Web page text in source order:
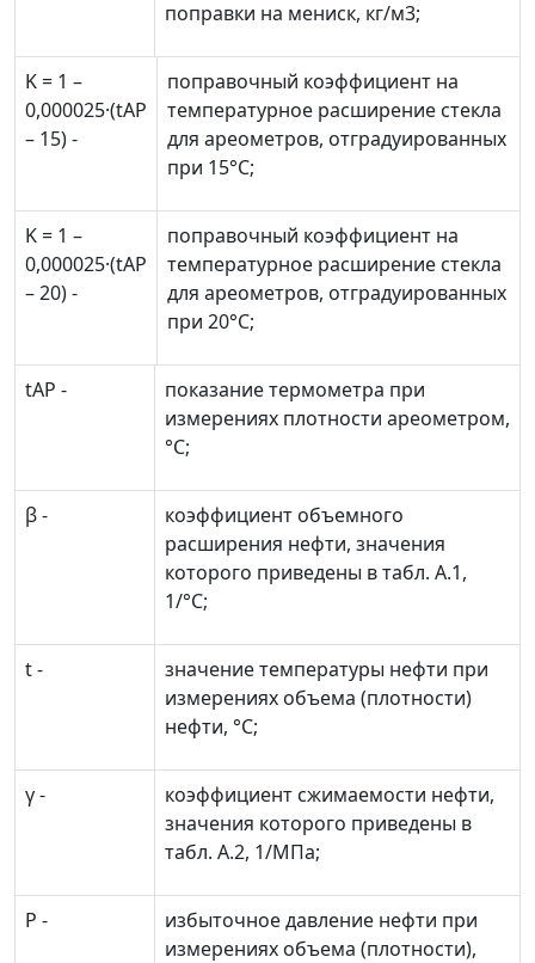
поправки на мениск, кг/м3;
K= 1 –
0,000025·(tAP
– 15) -
поправочный коэффициент на
температурное расширение стекла
для ареометров, отградуированных
при 15°С;
K= 1 –
0,000025·(tAP
–20) -
поправочный коэффициент на
температурное расширение стекла
для ареометров, отградуированных
при 20°С;
tAP -
показание термометра при
измерениях плотности ареометром,
°С;
β-
коэффициент объемного
расширения нефти, значения
которого приведены в табл. А.1,
1/°С;
t-
значение температуры нефти при
измерениях объема (плотности)
нефти, °С;
γ-
коэффициент сжимаемости нефти,
значения которого приведены в
табл. А.2, 1/МПа;
Р -
избыточное давление нефти при
измерениях объема (плотности),